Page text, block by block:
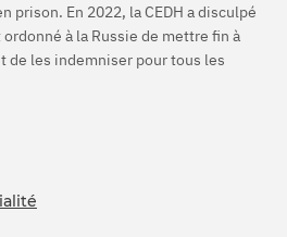
prison. En 2022, la CEDH a disculpé
à la Russie de mettre fin à
de les indemniser pour tous les